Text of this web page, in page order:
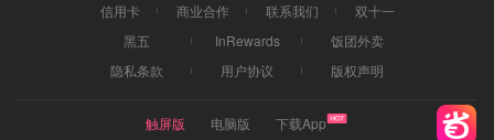
信用卡 商业合作 联系我们
双十一
黑五
InRewards
饭团外卖
隐私条款
用户协议 版权声明
触屏版 电脑版 下载App